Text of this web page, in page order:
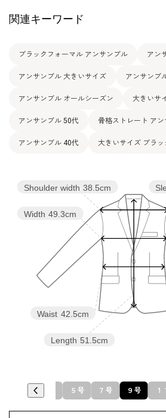
素材
ポリエステル 15％
裏地：キュプラ 100％
日本製
関連キーワード
ブラックフォーマル アンサンブル アン
アンサンブル 大きいサイズ アンサンブ
アンサンブル オールシーズン 大きいサ
アンサンブル 50代 骨格ストレート ア
アンサンブル 40代 大きいサイズ ブラ
Length 51.5cm
Waist 42.5cm
Width 49.3cm
Shoulder width 38.5cm
１９号 ５号 ７号 ９号 １